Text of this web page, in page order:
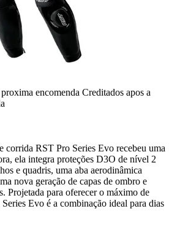
encomenda Creditados apos a
corrida RST Pro Series Evo recebeu uma
ela integra proteções D3O de nível 2
e quadris, uma aba aerodinâmica
nova geração de capas de ombro e
Projetada para oferecer o máximo de
Evo é a combinação ideal para dias